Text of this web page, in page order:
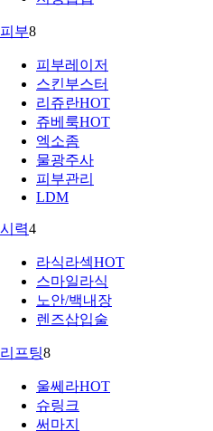
피부8
피부레이저
스킨부스터
리쥬란HOT
쥬베룩HOT
엑소좀
물광주사
피부관리
LDM
시력4
라식라섹HOT
스마일라식
노안/백내장
렌즈삽입술
리프팅8
울쎄라HOT
슈링크
써마지